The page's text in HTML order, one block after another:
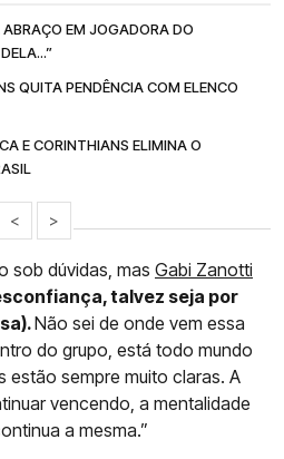
EM JOGADORA DO
QUITA PENDÊNCIA COM ELENCO
E CORINTHIANS ELIMINA O
< >
sob dúvidas, mas Gabi Zanotti
talvez seja por
Não sei de onde vem essa
do grupo, está todo mundo
sempre muito claras. A
vencendo, a mentalidade
a mesma.”